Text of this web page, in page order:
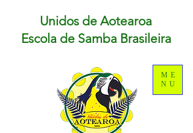
Unidos de Aotearoa
Escola de Samba Brasileira
ME
NU